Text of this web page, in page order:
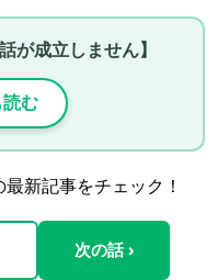
が成立しません】
む
新記事をチェック！
次の話 ›